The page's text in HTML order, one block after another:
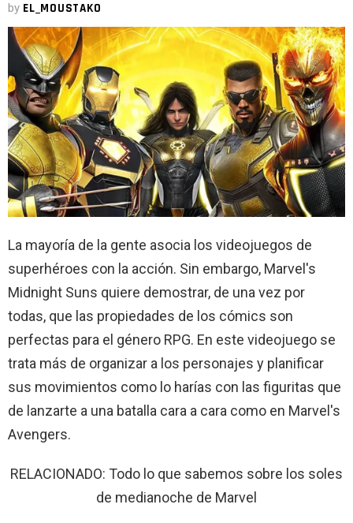
by EL_MOUSTAKO
La mayoría de la gente asocia los videojuegos de
superhéroes con la acción. Sin embargo, Marvel's
Midnight Suns quiere demostrar, de una vez por
todas, que las propiedades de los cómics son
perfectas para el género RPG. En este videojuego se
trata más de organizar a los personajes y planificar
sus movimientos como lo harías con las figuritas que
de lanzarte a una batalla cara a cara como en Marvel's
Avengers.
RELACIONADO: Todo lo que sabemos sobre los soles
de medianoche de Marvel